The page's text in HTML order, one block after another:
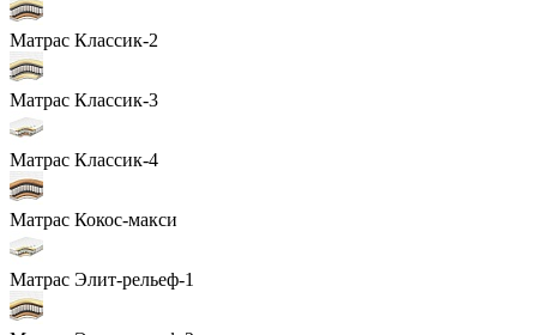
Матрас Классик-2
Матрас Классик-3
Матрас Классик-4
Матрас Кокос-макси
Матрас Элит-рельеф-1